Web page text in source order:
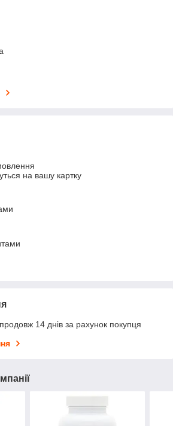
на вашу картку
14 днів за рахунок покупця